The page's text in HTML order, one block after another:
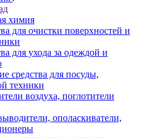
химия
для очистки поверхностей и
для ухода за одеждой и
средства для посуды,
техники
воздуха, поглотители
ополаскиватели,